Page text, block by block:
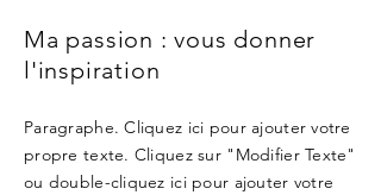
Ma passion : vous donner
l'inspiration
Paragraphe. Cliquez ici pour ajouter votre
propre texte. Cliquez sur "Modifier Texte"
ou double-cliquez ici pour ajouter votre